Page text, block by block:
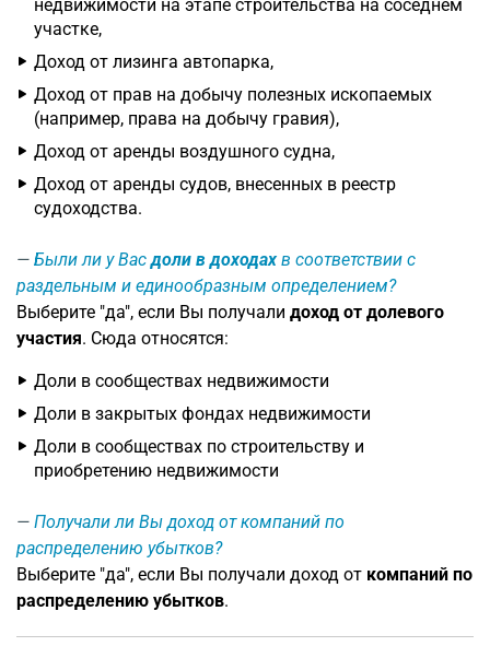
недвижимости на этапе строительства на соседнем
участке,
Доход от лизинга автопарка,
Доход от прав на добычу полезных ископаемых
(например, права на добычу гравия),
Доход от аренды воздушного судна,
Доход от аренды судов, внесенных в реестр
судоходства.
Были ли у Васдоли в доходах в соответствии с
раздельным и единообразным определением?
Выберите "да", если Вы получали доход от долевого
участия. Сюда относятся:
Доли в сообществах недвижимости
Доли в закрытых фондах недвижимости
Доли в сообществах по строительству и
приобретению недвижимости
Получали ли Вы доход от компаний по
распределению убытков?
Выберите "да", если Вы получали доход от компаний по
распределению убытков.